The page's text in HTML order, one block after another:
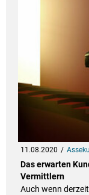
11.08.2020
Das erwarten
Vermittlern
Auch wenn